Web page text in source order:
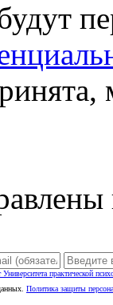
Университета практической
Политика защиты